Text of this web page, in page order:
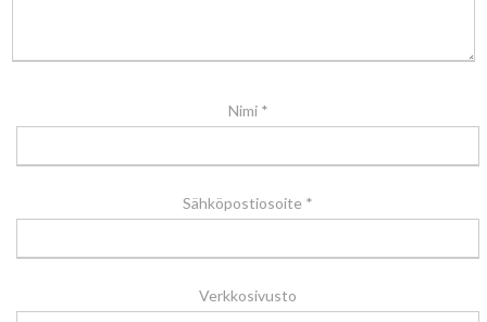
Nimi *
Sähköpostiosoite *
Verkkosivusto